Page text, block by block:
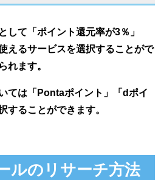
して「ポイント還元率が3％」
えるサービスを選択することがで
れます。
ては「Pontaポイント」「dポイ
することができます。
ルのリサーチ方法